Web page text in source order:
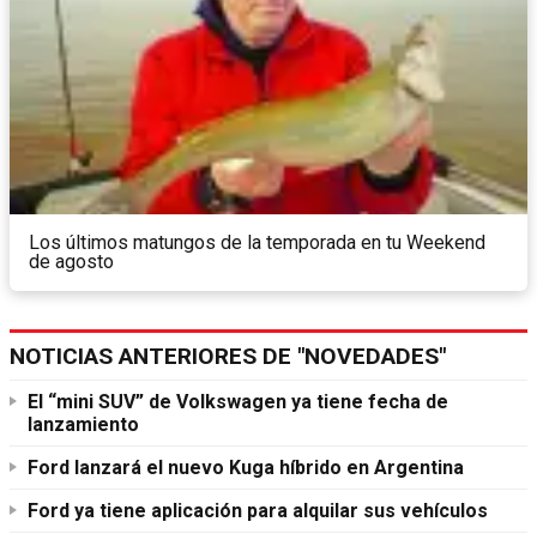
Los últimos matungos de la temporada en tu Weekend
de agosto
NOTICIAS ANTERIORES DE "NOVEDADES"
El “mini SUV” de Volkswagen ya tiene fecha de
lanzamiento
Ford lanzará el nuevo Kuga híbrido en Argentina
Ford ya tiene aplicación para alquilar sus vehículos